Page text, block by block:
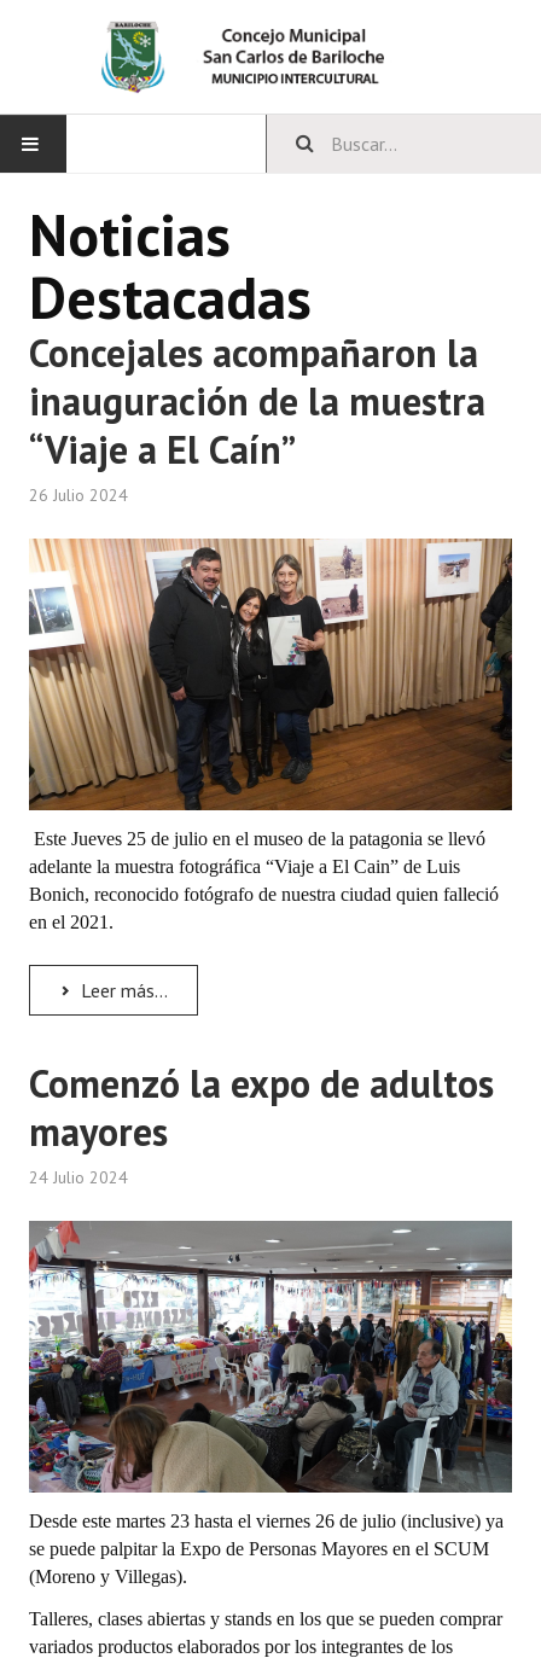
CONCEJO
Bloques Políticos
Integrantes del Concejo
Comisiones Permanentes
Comisiones Especiales
Programas
LEGISLACIÓN
Constitución Nacional
Constitución Provincial
Carta Orgánica 2007
Digesto
Organigrama
Proyectos Presentados
Dictámenes Asesoría Letrada
Actas de Sesión
Informes de Unidad Coordinadora
Ejecución Presupuestaria
Actas de Audiencias Públicas
NORMATIVA
Comunicaciones
Declaraciones
Resoluciones de Presidencia
INSTITUCIONAL
Noticias
Destacadas
Concejales acompañaron la
inauguración de la muestra
“Viaje a El Caín”
26 Julio 2024
Este Jueves 25 de julio en el museo de la patagonia se llevó
adelante la muestra fotográfica “Viaje a El Cain” de Luis
Bonich, reconocido fotógrafo de nuestra ciudad quien falleció
en el 2021.
Leer más...
Comenzó la expo de adultos
mayores
24 Julio 2024
Desde este martes 23 hasta el viernes 26 de julio (inclusive) ya
se puede palpitar la Expo de Personas Mayores en el SCUM
(Moreno y Villegas).
Talleres, clases abiertas y stands en los que se pueden comprar
variados productos elaborados por los integrantes de los